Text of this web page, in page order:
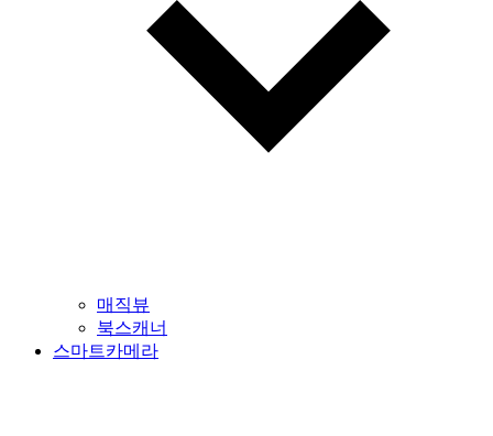
매직뷰
북스캐너
스마트카메라